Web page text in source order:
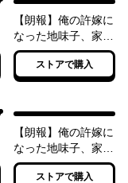
【朗報】俺の許嫁に
なった地味子、家で
は可愛いしかない。
ストアで購入
【朗報】俺の許嫁に
なった地味子、家で
は可愛いしかない。
ストアで購入